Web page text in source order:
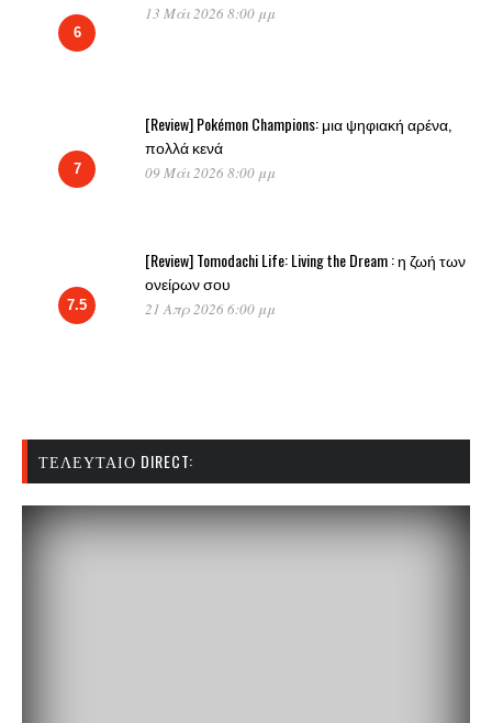
6
13 Μάι 2026 8:00 μμ
7
[Review] Pokémon Champions: μια ψηφιακή αρένα,
πολλά κενά
09 Μάι 2026 8:00 μμ
7.5
[Review] Tomodachi Life: Living the Dream : η ζωή των
ονείρων σου
21 Απρ 2026 6:00 μμ
ΤΕΛΕΥΤΑΊΟ DIRECT: